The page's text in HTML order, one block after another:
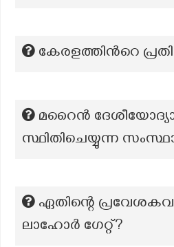
കേരളത്തിന്‍റെ
മറൈൻ
സ്ഥിതിചെയ്യുന്ന
ഏതിന്റെ
ലാഹോർ ഗേറ്റ്?